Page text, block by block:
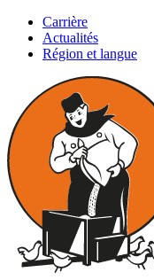
Carrière
Actualités
Région et langue